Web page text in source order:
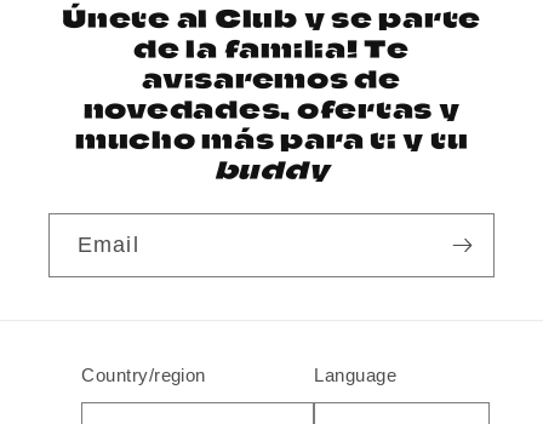
Únete al Club y se parte
de la familia! Te
avisaremos de
novedades, ofertas y
mucho más para ti y tu
buddy
Email
Country/region Language